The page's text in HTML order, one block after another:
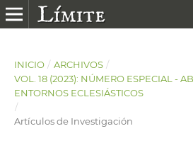
INICIO / ARCHIVOS /
VOL. 18 (2023): NÚMERO ESPECIAL -
ENTORNOS ECLESIÁSTICOS
/
Artículos de Investigación